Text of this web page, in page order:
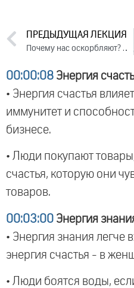
ПРЕДЫДУЩАЯ ЛЕКЦИЯ
Почему нас оскорбляют? Почему оскорбляем мы? Ответы на вопросы, 2023
00:00:08 Энергия
• Энергия счастья
иммунитет и
бизнесе.
• Люди покупают
счастья, которую они
товаров.
00:03:00 Энергия
• Энергия знания легче
энергия счастья - в
• Люди боятся воды,